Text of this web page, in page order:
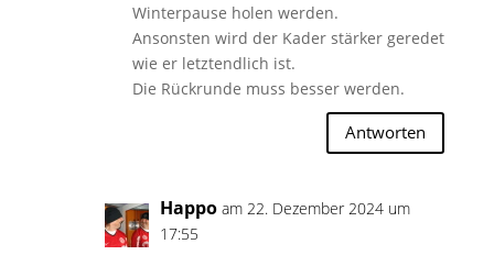
Winterpause holen werden.
Ansonsten wird der Kader stärker geredet
wie er letztendlich ist.
Die Rückrunde muss besser werden.
Antworten
Happo am 22. Dezember 2024 um
17:55